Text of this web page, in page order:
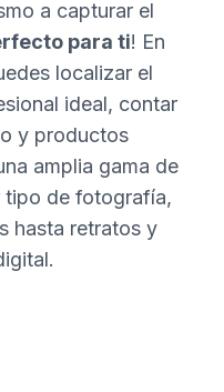
a capturar el
para ti! En
localizar el
ideal, contar
y productos
amplia gama de
tipo de fotografía,
hasta retratos y